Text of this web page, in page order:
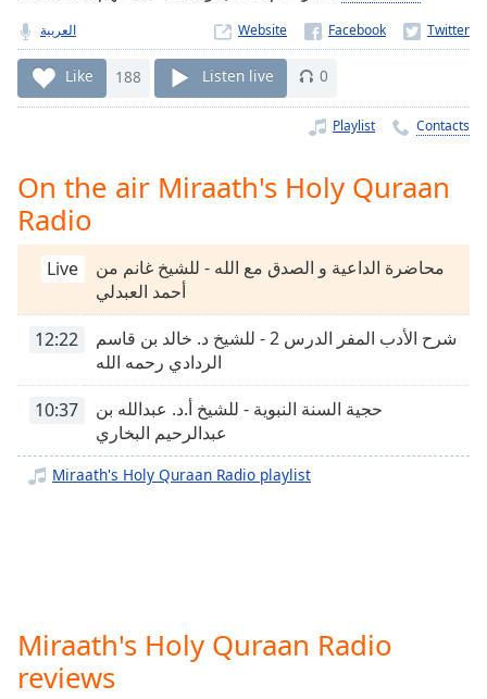
currently
behind
liveLIVE
Remaining
Time-
Rate
Chapters
Chapters
Descriptions
descriptions
off,
selected
Captions
dialog
captions
off,
العربية Website
Like 188 Listen live 0
Playlist Contacts
On the air Miraath's Holy Quraan
Radio
Live
محاضرة الداعية و الصدق مع الله - للشيخ غانم من
أحمد العبدلي
12:22
شرح الأدب المفر الدرس 2 - للشيخ د. خالد بن قاسم
الردادي رحمه الله
10:37
حجية السنة النبوية - للشيخ أ.د. عبدالله بن
عبدالرحيم البخاري
Miraath's Holy Quraan Radio playlist
Miraath's Holy Quraan Radio
reviews